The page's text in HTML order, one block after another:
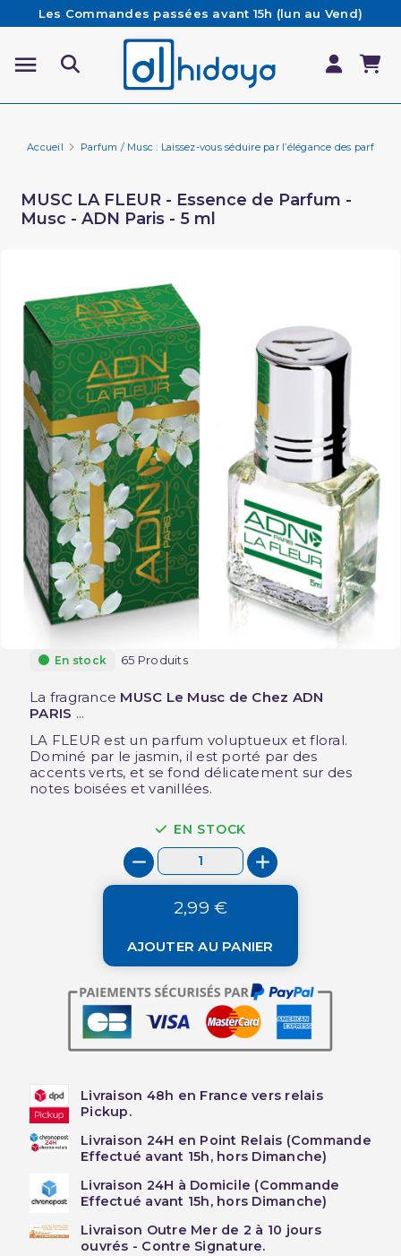
Les Commandes passées avant 15h (lun au Vend)
sont préparées et expédiées le jour même
Besoin d'aide ? Retrouvez notre FAQ
Livraison offerte à partir de 65€ d'achat*
Accueil Parfum / Musc : Laissez-vous séduire par l’élégance des parfums
MUSC LA FLEUR - Essence de Parfum -
Musc - ADN Paris - 5 ml
En stock 65 Produits
La fragrance MUSC Le Musc de Chez ADN
PARIS ...
LA FLEUR est un parfum voluptueux et floral.
Dominé par le jasmin, il est porté par des
accents verts, et se fond délicatement sur des
notes boisées et vanillées.
EN STOCK
2,99 €
AJOUTER AU PANIER
Livraison 48h en France vers relais
Pickup.
Livraison 24H en Point Relais (Commande
Effectué avant 15h, hors Dimanche)
Livraison 24H à Domicile (Commande
Effectué avant 15h, hors Dimanche)
Livraison Outre Mer de 2 à 10 jours
ouvrés - Contre Signature.